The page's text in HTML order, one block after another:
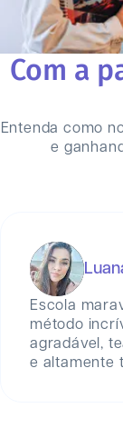
Com a
Entenda como
e
Escola
método
agradável,
e altamente